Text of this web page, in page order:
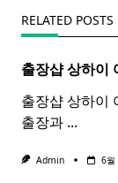
RELATED POSTS
출장샵 상하이
출장샵 상하이
출장과 ...
Admin 6월